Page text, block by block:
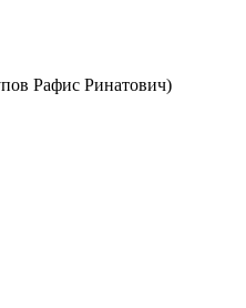
Рафис Ринатович)